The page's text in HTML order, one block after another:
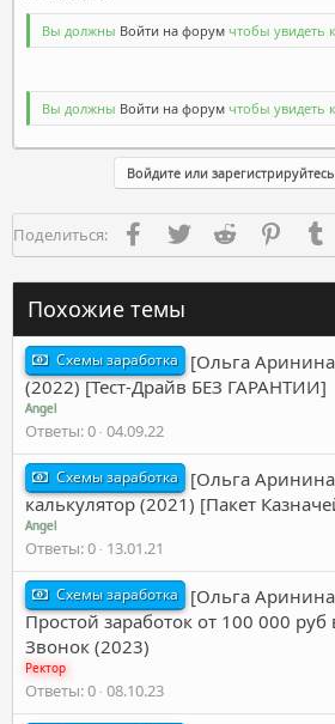
Вы должны Войти на форум чтобы увидеть
Вы должны Войти на форум чтобы увидеть
Войдите или
Поделиться: FacebookTwitter Reddit
Похожие темы
Схемы заработка
[Ольга
(2022) [Тест-Драйв БЕЗ ГАРАНТИИ]
Angel
Ответы 0 04.09.22
Схемы заработка
[Ольга
калькулятор (2021) [Пакет
Angel
Ответы 0 13.01.21
Схемы заработка
[Ольга
Простой заработок от 100 000 руб
Звонок (2023)
Ректор
Ответы 0 08.10.23